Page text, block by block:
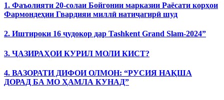
1. Фаъолияти 20-солаи Бойгонии марказии Раёсати корҳои
Фармондеҳии Гвардияи миллӣ натиҷагирӣ шуд
2. Иштироки 16 ҷудокор дар Tashkent Grand Slam-2024”
3. ҶАЗИРАҲОИ КУРИЛ МОЛИ КИСТ?
4. ВАЗОРАТИ ДИФОИ ОЛМОН: “РУСИЯ НАҚША
ДОРАД БА МО ҲАМЛА КУНАД”